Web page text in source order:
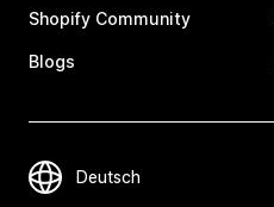
Shopify Community
Blogs